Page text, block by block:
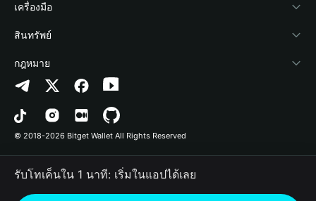
ข่าวสารด้านคริปโต
ศูนย์ช่วยเหลือ
ติดต่อเรา
ทรัพยากรข้อมูลของแบรนด์
อาชีพ
Payfi Crypto
Crypto Swap API
Altcoin Season Index
Prediction Markets
DApp
RWA
เชื่อมต่อ Wallet
Bitget Wallet Pay
ลิสต์โปรเจกต์
Protection Fund
เทคโนโลยีความปลอดภัย
เครื่องมือ
ซื้อคริปโต
การตรวจจับการอนุญาต
การตรวจจับสัญญา
การโอนเป็นชุด
สินทรัพย์
Arbitrum
Avalanche
Bitcoin
Polygon
กฎหมาย
นโยบายความเป็นส่วนตัว
ข้อตกลงในการใช้บริการ
© 2018-2026 Bitget Wallet All Rights Reserved
รับโทเค็นใน 1 นาที: เริ่มในแอปได้เลย